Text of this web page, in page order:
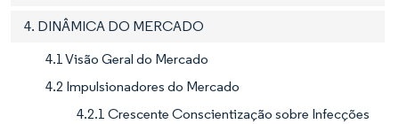
4. DINÂMICA DO MERCADO
4.1 Visão Geral do Mercado
4.2 Impulsionadores do Mercado
4.2.1 Crescente Conscientização sobre Infecções